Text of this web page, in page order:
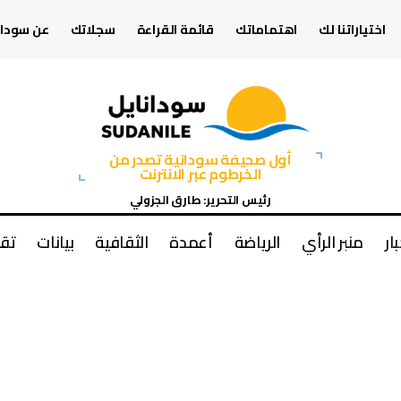
اختياراتنا لك اهتماماتك قائمة القراءة سجلاتك عن
أول صحيفة سودانية تصدر من
الخرطوم عبر الانترنت
رئيس التحرير: طارق الجزولي
منبر الرأي الرياضة أعمدة الثقافية بيانات